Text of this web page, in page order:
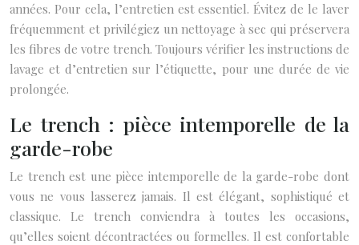
années. Pour cela, l’entretien est essentiel. Évitez de le laver
fréquemment et privilégiez un nettoyage à sec qui préservera
les fibres de votre trench. Toujours vérifier les instructions de
lavage et d’entretien sur l’étiquette, pour une durée de vie
prolongée.
Le trench : pièce intemporelle de la
garde-robe
Le trench est une pièce intemporelle de la garde-robe dont
vous ne vous lasserez jamais. Il est élégant, sophistiqué et
classique. Le trench conviendra à toutes les occasions,
qu’elles soient décontractées ou formelles. Il est confortable